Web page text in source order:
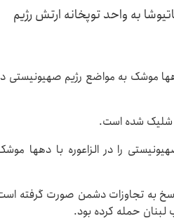
به واحد توپخانه ارتش رژیم
موشک به مواضع رژیم صهیونیستی
را در الزاعوره با دهها
به تجاوزات دشمن صورت گرفته
لبنان حمله کرده بود.